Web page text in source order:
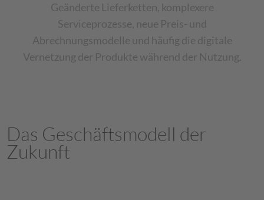
Geänderte Lieferketten, komplexere
Serviceprozesse, neue Preis- und
Abrechnungsmodelle und häufig die digitale
Vernetzung der Produkte während der Nutzung.
Das Geschäftsmodell der
Zukunft